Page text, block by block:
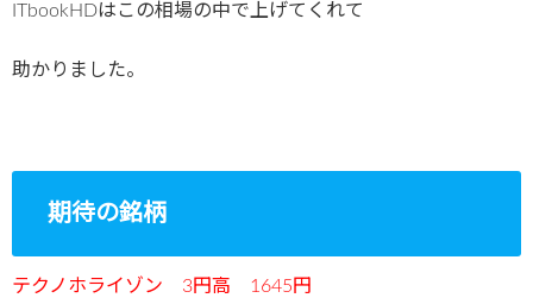
ITbookHDはこの相場の中で上げてくれて
助かりました。
期待の銘柄
テクノホライゾン 3円高 1645円